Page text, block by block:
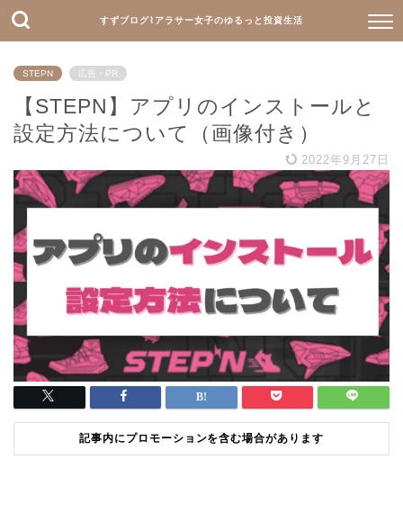
すずブログ⌇アラサー女子のゆるっと投資生活
STEPN 広告・PR
【STEPN】アプリのインストールと
設定方法について（画像付き）
2022年9月27日
記事内にプロモーションを含む場合があります